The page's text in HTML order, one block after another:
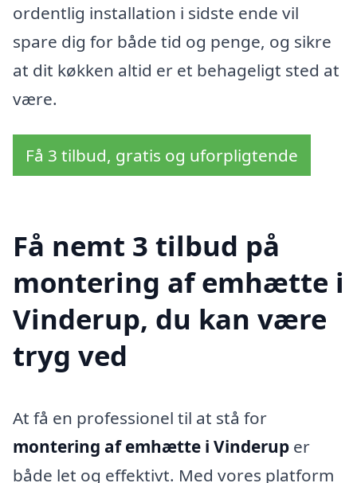
ordentlig installation i sidste ende vil
spare dig for både tid og penge, og sikre
at dit køkken altid er et behageligt sted at
være.
Få 3 tilbud, gratis og uforpligtende
Få nemt 3 tilbud på
montering af emhætte i
Vinderup, du kan være
tryg ved
At få en professionel til at stå for
montering af emhætte i Vinderup er
både let og effektivt. Med vores platform